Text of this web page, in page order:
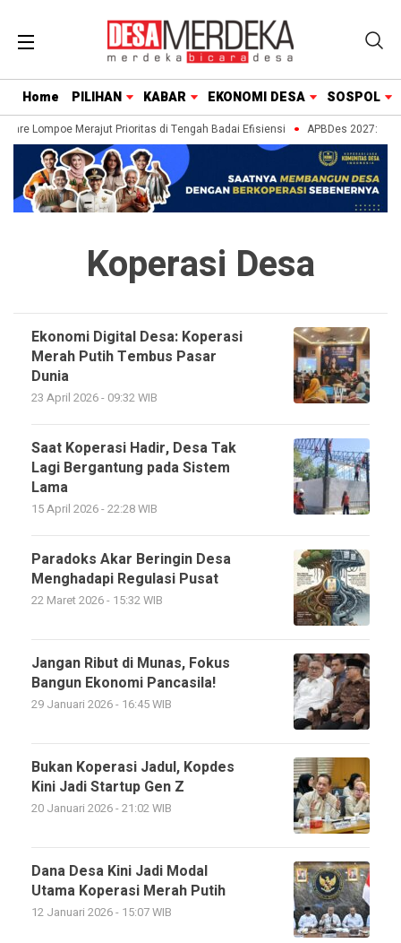
Home PILIHAN KABAR EKONOMI DESA SOSPOL
Lompoe Merajut Prioritas di Tengah Badai Efisiensi APBDes 2027:
Koperasi Desa
Ekonomi Digital Desa: Koperasi
Merah Putih Tembus Pasar
Dunia
23 April 2026 - 09:32 WIB
Saat Koperasi Hadir, Desa Tak
Lagi Bergantung pada Sistem
Lama
15 April 2026 - 22:28 WIB
Paradoks Akar Beringin Desa
Menghadapi Regulasi Pusat
22 Maret 2026 - 15:32 WIB
Jangan Ribut di Munas, Fokus
Bangun Ekonomi Pancasila!
29 Januari 2026 - 16:45 WIB
Bukan Koperasi Jadul, Kopdes
Kini Jadi Startup Gen Z
20 Januari 2026 - 21:02 WIB
Dana Desa Kini Jadi Modal
Utama Koperasi Merah Putih
12 Januari 2026 - 15:07 WIB